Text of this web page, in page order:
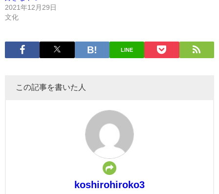
2021年12月29日
文化
LINE
この記事を書いた人
koshirohiroko3